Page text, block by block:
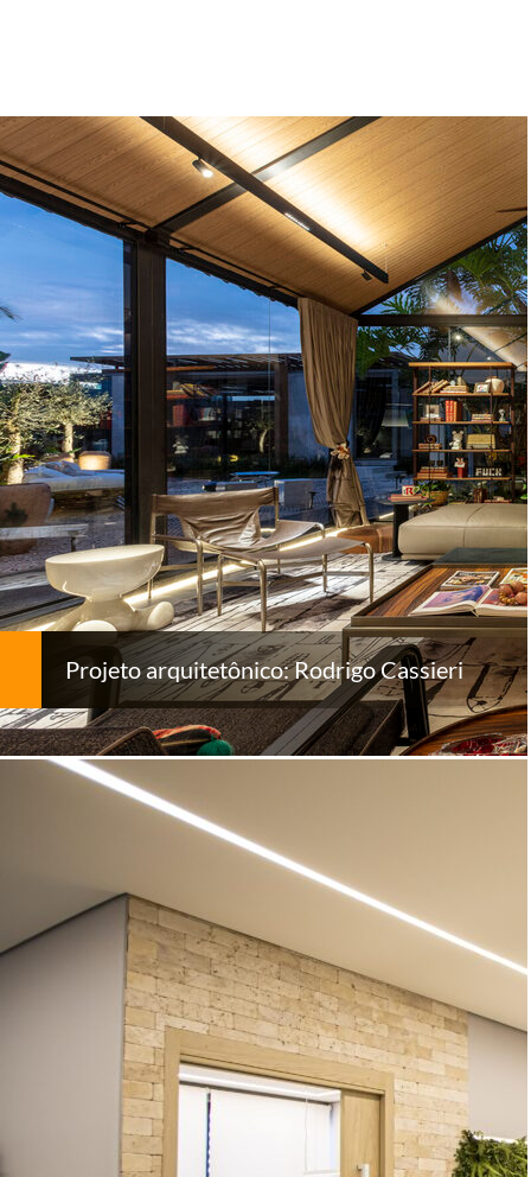
Projeto arquitetônico: Rodrigo Cassieri